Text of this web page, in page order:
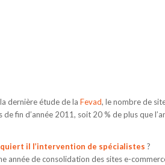
dernière étude de la Fevad, le nombre de
fin d’année 2011, soit 20 % de plus que
il l’intervention de spécialistes ?
année de consolidation des sites e-